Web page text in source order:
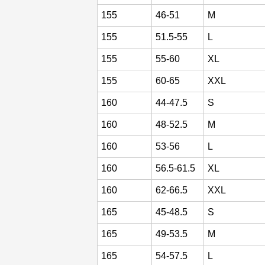
155 46-51 M
155 51.5-55 L
155 55-60 XL
155 60-65 XXL
160 44-47.5 S
160 48-52.5 M
160 53-56 L
160 56.5-61.5 XL
160 62-66.5 XXL
165 45-48.5 S
165 49-53.5 M
165 54-57.5 L